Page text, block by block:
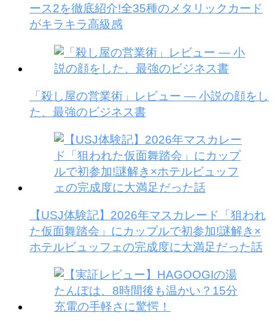
ース2を徹底紹介!全35種のメタリックカード
がキラキラ高級感
「殺し屋の営業術」レビュー — 小説の顔をし
た、最強のビジネス書
【USJ体験記】2026年マスカレード「狙われ
た仮面舞踏会」にカップルで初参加!謎解き×
ホテルビュッフェの完成度に大満足だった話